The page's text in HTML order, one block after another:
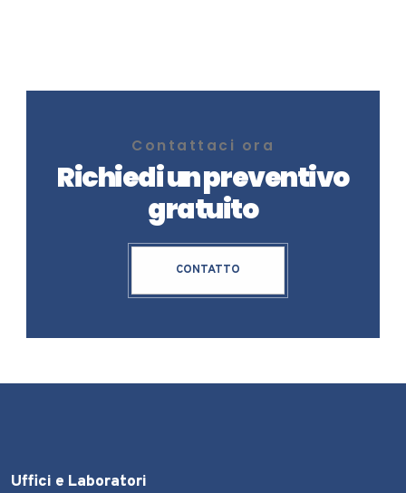
Contattaci ora
Richiedi un preventivo
gratuito
CONTATTO
Uffici e Laboratori